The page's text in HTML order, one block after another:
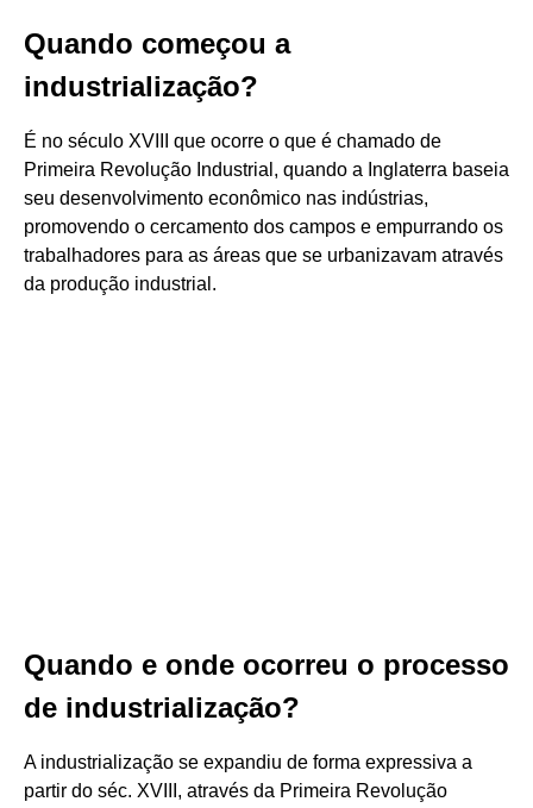
Quando começou a
industrialização?
É no século XVIII que ocorre o que é chamado de
Primeira Revolução Industrial, quando a Inglaterra baseia
seu desenvolvimento econômico nas indústrias,
promovendo o cercamento dos campos e empurrando os
trabalhadores para as áreas que se urbanizavam através
da produção industrial.
Quando e onde ocorreu o processo
de industrialização?
A industrialização se expandiu de forma expressiva a
partir do séc. XVIII, através da Primeira Revolução